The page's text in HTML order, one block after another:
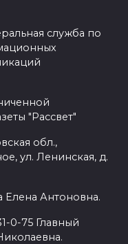
служба по
"Рассвет"
обл.,
ул. Ленинская, д.
Антоновна.
0-75 Главный